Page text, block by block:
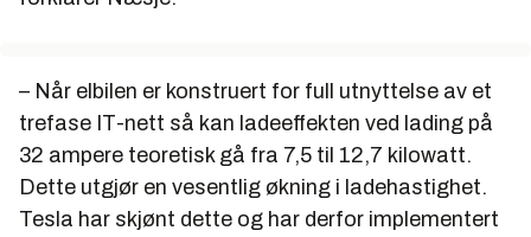
– Når elbilen er konstruert for full utnyttelse av et
trefase IT-nett så kan ladeeffekten ved lading på
32 ampere teoretisk gå fra 7,5 til 12,7 kilowatt.
Dette utgjør en vesentlig økning i ladehastighet.
Tesla har skjønt dette og har derfor implementert